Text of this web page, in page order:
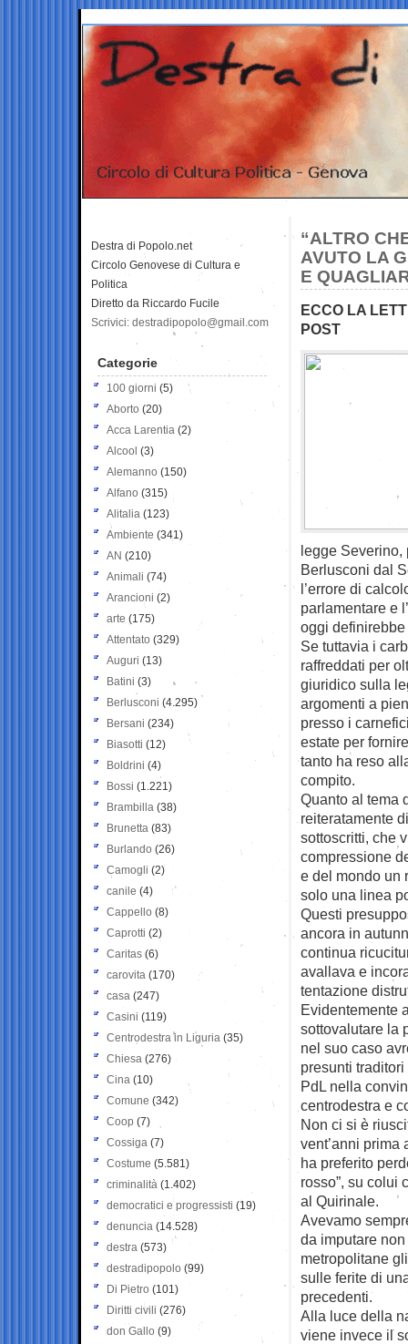
“ALTRO
AVUTO LA
E
ECCO LA
POST
legge Severino,
Berlusconi dal
l’errore di
parlamentare e
oggi definirebbe
Se tuttavia i
raffreddati per
giuridico sulla
argomenti a
presso i
estate per
tanto ha reso
compito.
Quanto al tema
reiteratamente
sottoscritti, che
compressione
e del mondo un
solo una linea
Questi
ancora in
continua
avallava e
tentazione
Evidentemente
sottovalutare la
nel suo caso
presunti
PdL nella
centrodestra e
Non ci si è
vent’anni prima
ha preferito
rosso”, su colui
al Quirinale.
Avevamo
da imputare
metropolitane
sulle ferite di
precedenti.
Alla luce della
viene invece il
Destra di Popolo.net
Circolo Genovese di Cultura e
Politica
Diretto da Riccardo Fucile
Scrivici: destradipopolo@gmail.com
Categorie
100 giorni (5)
Aborto (20)
Acca Larentia (2)
Alcool (3)
Alemanno (150)
Alfano (315)
Alitalia (123)
Ambiente (341)
AN (210)
Animali (74)
Arancioni (2)
arte (175)
Attentato (329)
Auguri (13)
Batini (3)
Berlusconi (4.295)
Bersani (234)
Biasotti (12)
Boldrini (4)
Bossi (1.221)
Brambilla (38)
Brunetta (83)
Burlando (26)
Camogli (2)
canile (4)
Cappello (8)
Caprotti (2)
Caritas (6)
carovita (170)
casa (247)
Casini (119)
Centrodestra in Liguria (35)
Chiesa (276)
Cina (10)
Comune (342)
Coop (7)
Cossiga (7)
Costume (5.581)
criminalità (1.402)
democratici e progressisti (19)
denuncia (14.528)
destra (573)
destradipopolo (99)
Di Pietro (101)
Diritti civili (276)
don Gallo (9)